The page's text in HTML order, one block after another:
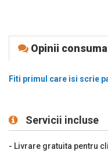
- info: printul este
Opinii
Fiti primul care isi scrie
Servicii incluse
- Livrare gratuita pentru